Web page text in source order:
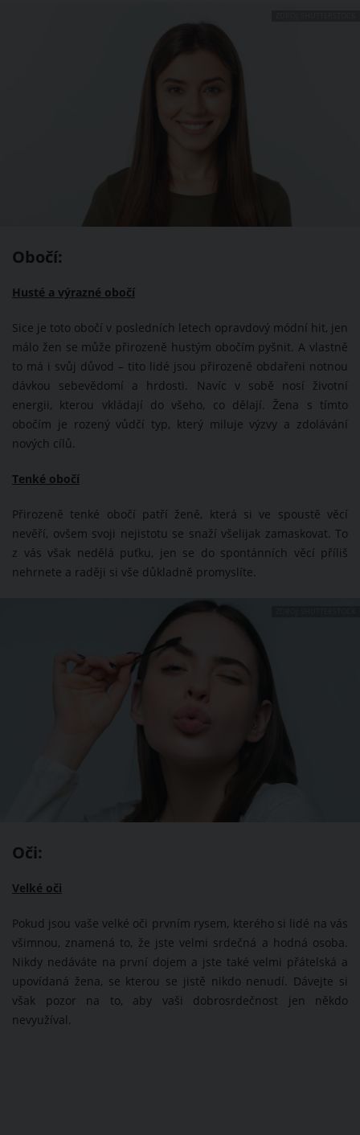
Obočí:
Husté a výrazné obočí
Sice je toto obočí v posledních letech opravdový módní hit, jen
málo žen se může přirozeně hustým obočím pyšnit. A vlastně
to má i svůj důvod – tito lidé jsou přirozeně obdařeni notnou
dávkou sebevědomí a hrdosti. Navíc v sobě nosí životní
energii, kterou vkládají do všeho, co dělají. Žena s tímto
obočím je rozený vůdčí typ, který miluje výzvy a zdolávání
nových cílů.
Tenké obočí
Přirozeně tenké obočí patří ženě, která si ve spoustě věcí
nevěří, ovšem svoji nejistotu se snaží všelijak zamaskovat. To
z vás však nedělá puťku, jen se do spontánních věcí příliš
nehrnete a raději si vše důkladně promyslíte.
Oči:
Velké oči
Pokud jsou vaše velké oči prvním rysem, kterého si lidé na vás
všimnou, znamená to, že jste velmi srdečná a hodná osoba.
Nikdy nedáváte na první dojem a jste také velmi přátelská a
upovídaná žena, se kterou se jistě nikdo nenudí. Dávejte si
však pozor na to, aby vaši dobrosrdečnost jen někdo
nevyužíval.